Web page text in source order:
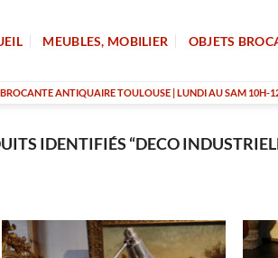
MEUBLES, MOBILIER OBJETS
ANTIQUAIRE TOULOUSE | LUNDI AU SAM 10H-
IDENTIFIÉS “DECO